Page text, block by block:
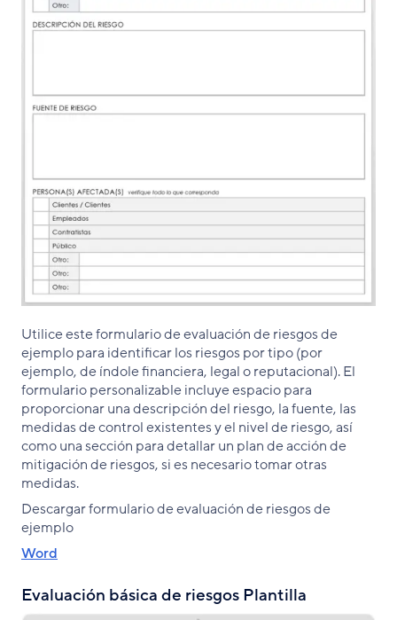
Utilice este formulario de evaluación de riesgos de
ejemplo para identificar los riesgos por tipo (por
ejemplo, de índole financiera, legal o reputacional). El
formulario personalizable incluye espacio para
proporcionar una descripción del riesgo, la fuente, las
medidas de control existentes y el nivel de riesgo, así
como una sección para detallar un plan de acción de
mitigación de riesgos, si es necesario tomar otras
medidas.
Descargar formulario de evaluación de riesgos de
ejemplo
Word
Evaluación básica de riesgos Plantilla